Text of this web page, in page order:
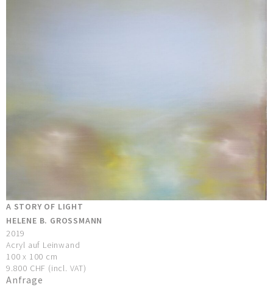
A STORY OF LIGHT
HELENE B. GROSSMANN
2019
Acryl auf Leinwand
100 x 100 cm
9.800 CHF (incl. VAT)
Anfrage